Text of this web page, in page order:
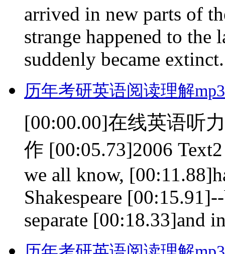
arrived in new parts of
strange happened to
suddenly became
历年考研英语阅读理解
[00:00.00]在线英语听
作 [00:05.73]2006
we all know,
Shakespeare
separate [00:18.33]and